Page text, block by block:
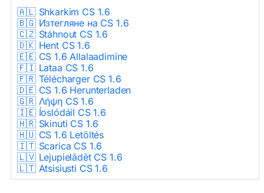
🇦🇱 Shkarkim CS 1.6
🇧🇬 Изтегляне на CS 1.6
🇨🇿 Stáhnout CS 1.6
🇩🇰 Hent CS 1.6
🇪🇪 CS 1.6 Allalaadimine
🇫🇮 Lataa CS 1.6
🇫🇷 Télécharger CS 1.6
🇩🇪 CS 1.6 Herunterladen
🇬🇷 Λήψη CS 1.6
🇮🇪 Íoslódáil CS 1.6
🇭🇷 Skinuti CS 1.6
🇭🇺 CS 1.6 Letöltés
🇮🇹 Scarica CS 1.6
🇱🇻 Lejupielādēt CS 1.6
🇱🇹 Atsisiųsti CS 1.6
🇳🇱 CS 1.6 Downloaden